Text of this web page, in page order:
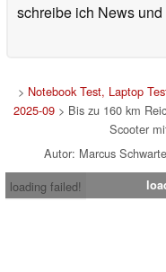
schreibe ich News
> Notebook Test, Laptop
2025-09> Bis zu 160 km
Scooter
Autor: Marcus
loading failed!